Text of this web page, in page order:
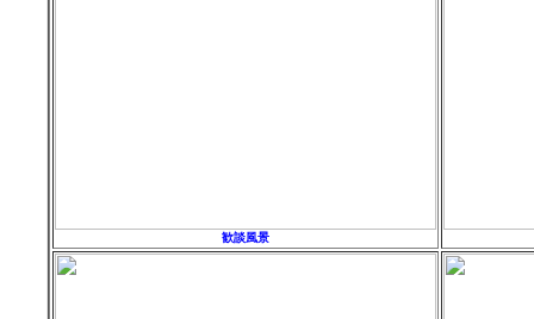
歓談風景